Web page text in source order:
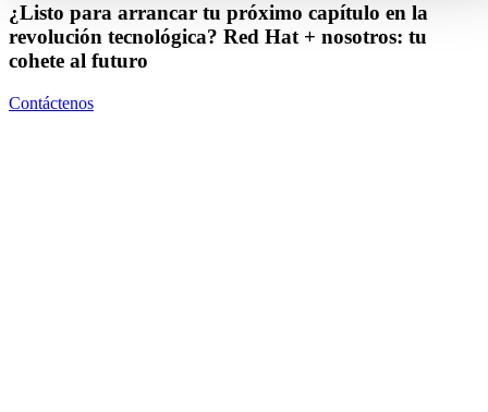
¿Listo para arrancar tu próximo capítulo en la
revolución tecnológica? Red Hat + nosotros: tu
cohete al futuro
Contáctenos